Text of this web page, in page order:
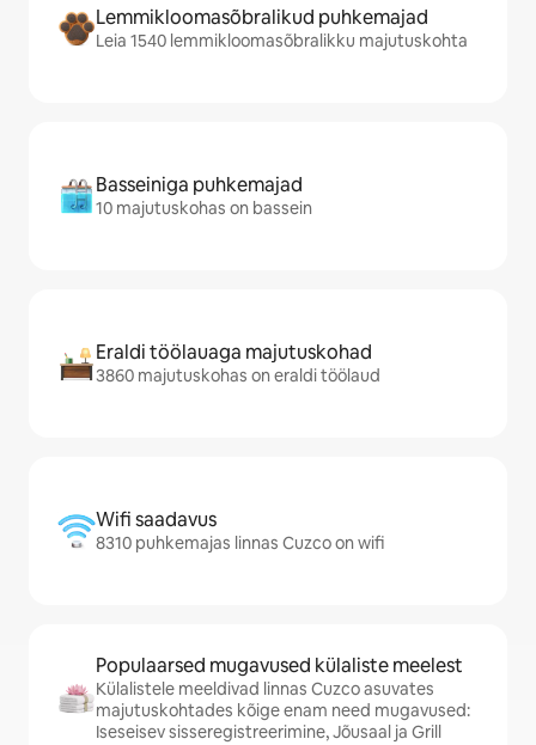
Lemmikloomasõbralikud puhkemajad
Leia 1540 lemmikloomasõbralikku majutuskohta
Basseiniga puhkemajad
10 majutuskohas on bassein
Eraldi töölauaga majutuskohad
3860 majutuskohas on eraldi töölaud
Wifi saadavus
8310 puhkemajas linnas Cuzco on wifi
Populaarsed mugavused külaliste meelest
Külalistele meeldivad linnas Cuzco asuvates
majutuskohtades kõige enam need mugavused:
Iseseisev sisseregistreerimine, Jõusaal ja Grill